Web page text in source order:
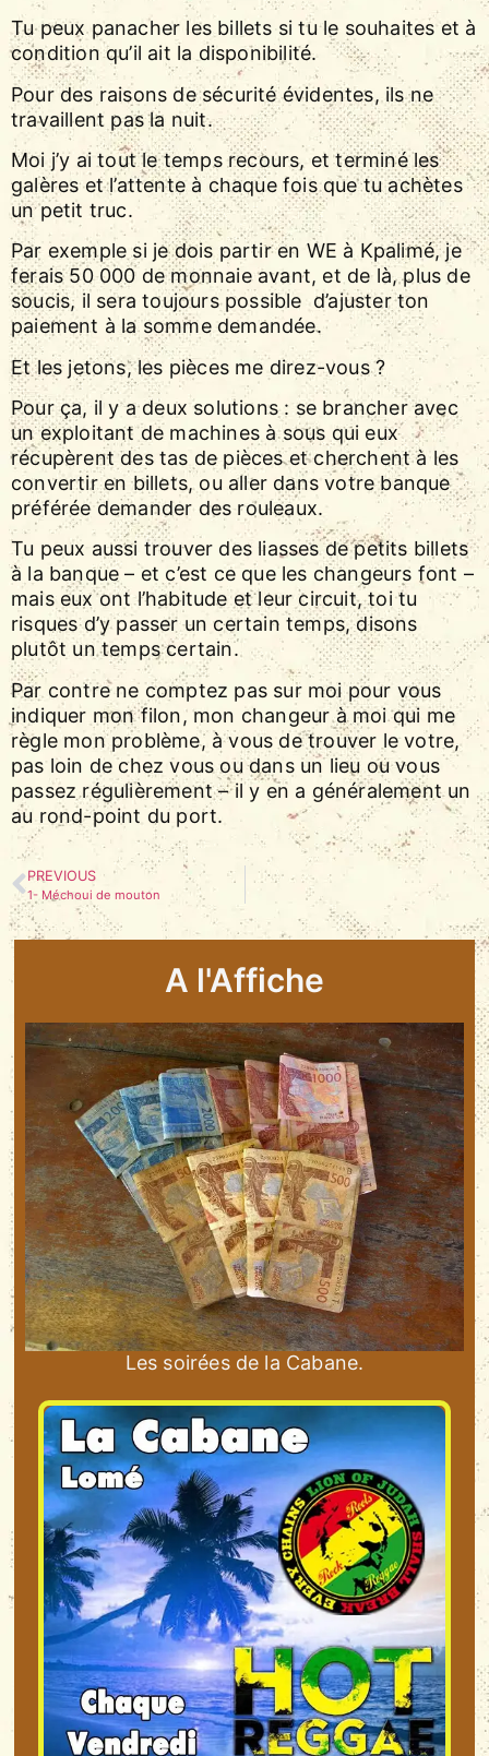
Tu peux panacher les billets si tu le souhaites et à
condition qu’il ait la disponibilité.
Pour des raisons de sécurité évidentes, ils ne
travaillent pas la nuit.
Moi j’y ai tout le temps recours, et terminé les
galères et l’attente à chaque fois que tu achètes
un petit truc.
Par exemple si je dois partir en WE à Kpalimé, je
ferais 50 000 de monnaie avant, et de là, plus de
soucis, il sera toujours possible d’ajuster ton
paiement à la somme demandée.
Et les jetons, les pièces me direz-vous ?
Pour ça, il y a deux solutions : se brancher avec
un exploitant de machines à sous qui eux
récupèrent des tas de pièces et cherchent à les
convertir en billets, ou aller dans votre banque
préférée demander des rouleaux.
Tu peux aussi trouver des liasses de petits billets
à la banque – et c’est ce que les changeurs font –
mais eux ont l’habitude et leur circuit, toi tu
risques d’y passer un certain temps, disons
plutôt un temps certain.
Par contre ne comptez pas sur moi pour vous
indiquer mon filon, mon changeur à moi qui me
règle mon problème, à vous de trouver le votre,
pas loin de chez vous ou dans un lieu ou vous
passez régulièrement – il y en a généralement un
au rond-point du port.
PREVIOUS
1- Méchoui de mouton
A l'Affiche
Les soirées de la Cabane.